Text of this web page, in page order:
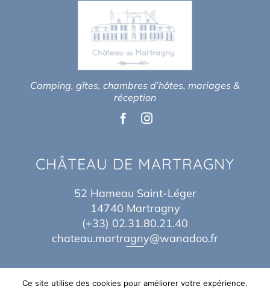
Camping, gîtes, chambres d’hôtes, mariages &
réception
CHÂTEAU DE MARTRAGNY
52 Hameau Saint-Léger
14740 Martragny
(+33) 02.31.80.21.40
chateau.martragny@wanadoo.fr
Ce site utilise des cookies pour améliorer votre expérience.